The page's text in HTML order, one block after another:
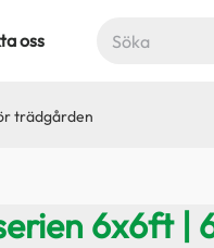
oss
trädgården
6x6ft |